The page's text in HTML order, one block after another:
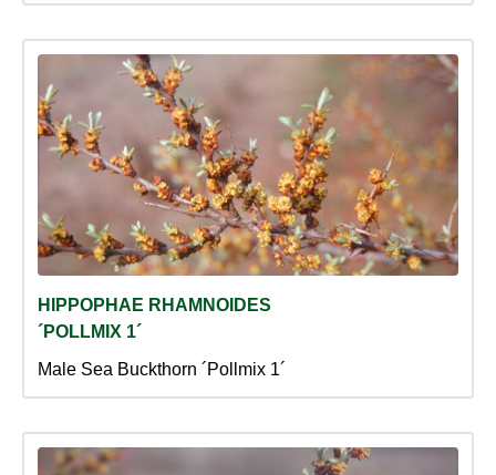
HIPPOPHAE RHAMNOIDES
´POLLMIX 1´
Male Sea Buckthorn ´Pollmix 1´